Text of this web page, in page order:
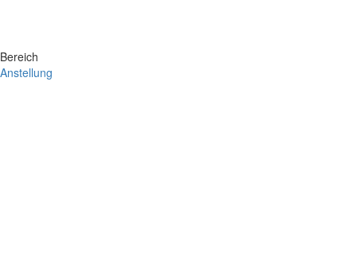
Bereich
Anstellung